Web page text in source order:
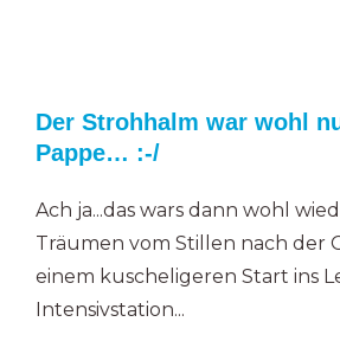
Der Strohhalm war wohl
Pappe… :-/
Ach ja...das wars dann wohl
Träumen vom Stillen nach der
einem kuscheligeren Start ins
Intensivstation...